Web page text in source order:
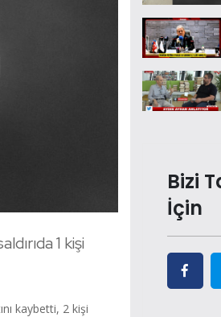
1 kişi
kaybetti, 2 kişi
Bizi
İçin